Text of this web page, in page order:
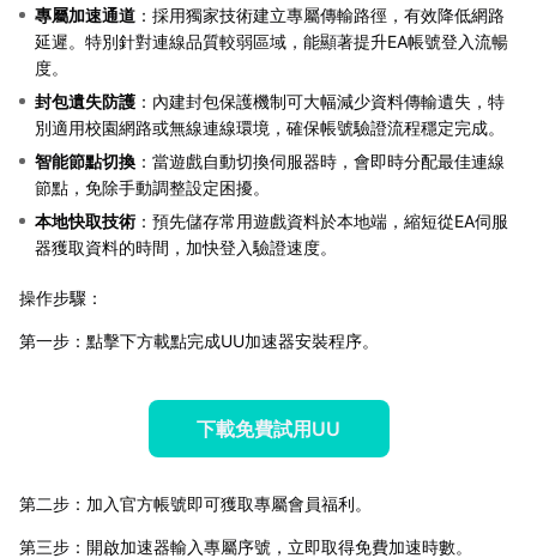
專屬加速通道 ：採用獨家技術建立專屬傳輸路徑，有效降低網路
延遲。特別針對連線品質較弱區域，能顯著提升EA帳號登入流暢
度。
封包遺失防護 ：內建封包保護機制可大幅減少資料傳輸遺失，特
別適用校園網路或無線連線環境，確保帳號驗證流程穩定完成。
智能節點切換 ：當遊戲自動切換伺服器時，會即時分配最佳連線
節點，免除手動調整設定困擾。
本地快取技術 ：預先儲存常用遊戲資料於本地端，縮短從EA伺服
器獲取資料的時間，加快登入驗證速度。
操作步驟：
第一步：點擊下方載點完成UU加速器安裝程序。
下載免費試用UU
第二步：加入官方帳號即可獲取專屬會員福利。
第三步：開啟加速器輸入專屬序號，立即取得免費加速時數。